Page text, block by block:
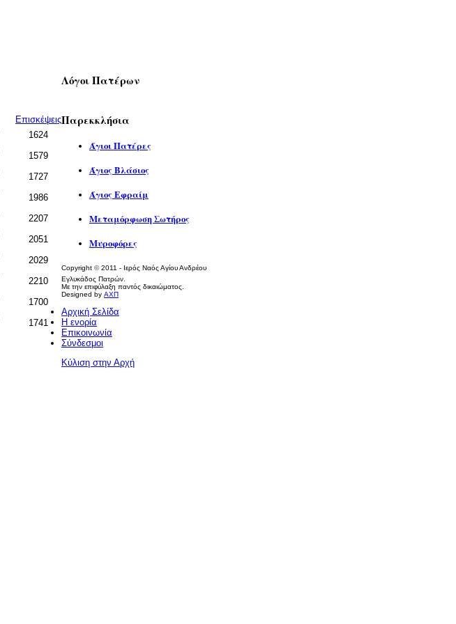
Επισκέψεις
1624
1579
1727
1986
2207
2051
2029
2210
1700
1741
Λόγοι Πατέρων
Παρεκκλήσια
Άγιοι Πατέρες
Άγιος Βλάσιος
Άγιος Εφραίμ
Μεταμόρφωση Σωτήρος
Μυροφόρες
Copyright ©2011 - Ιερός Ναός Αγίου Ανδρέου
Εγλυκάδος Πατρών.
Με την επιφύλαξη παντός δικαιώματος.
Designed by ΑΧΠ
Αρχική Σελίδα
Η ενορία
Επικοινωνία
Σύνδεσμοι
Κύλιση στην Αρχή